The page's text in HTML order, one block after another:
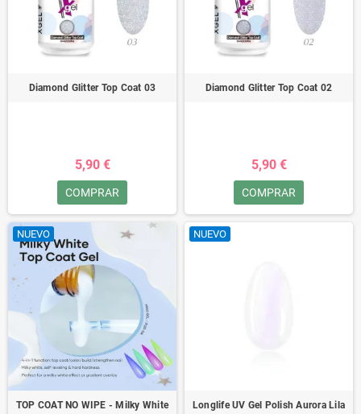
Diamond Glitter Top Coat 03
5,90 €
COMPRAR
Diamond Glitter Top Coat 02
5,90 €
COMPRAR
NUEVO
TOP COAT NO WIPE - Milky White
NUEVO
Longlife UV Gel Polish Aurora Lila